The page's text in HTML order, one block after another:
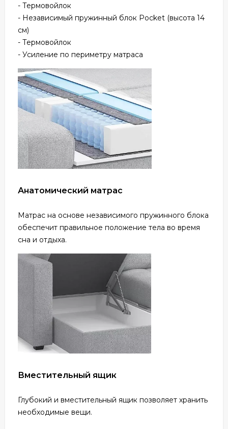
- Термовойлок
- Независимый пружинный блок Pocket (высота 14
см)
- Термовойлок
- Усиление по периметру матраса
Анатомический матрас
Матрас на основе независимого пружинного блока
обеспечит правильное положение тела во время
сна и отдыха.
Вместительный ящик
Глубокий и вместительный ящик позволяет хранить
необходимые вещи.